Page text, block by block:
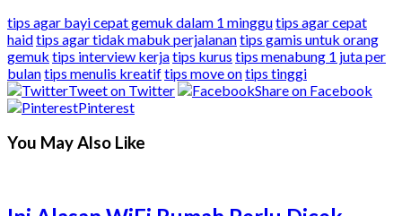
tips agar bayi cepat gemuk dalam 1 minggutips agar cepat
haidtips agar tidak mabuk perjalanantips gamis untuk orang
gemuk tips interview kerjatips kurus tips menabung 1 juta per
bulantips menulis kreatiftips move ontips tinggi
Tweet on Twitter
Share on Facebook
Pinterest
You May Also Like